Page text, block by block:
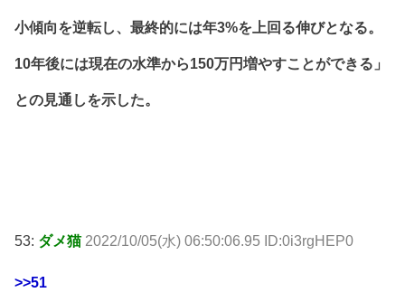
小傾向を逆転し、最終的には年3%を上回る伸びとなる。
10年後には現在の水準から150万円増やすことができる」
との見通しを示した。
53: ダメ猫 2022/10/05(水) 06:50:06.95 ID:0i3rgHEP0
>>51